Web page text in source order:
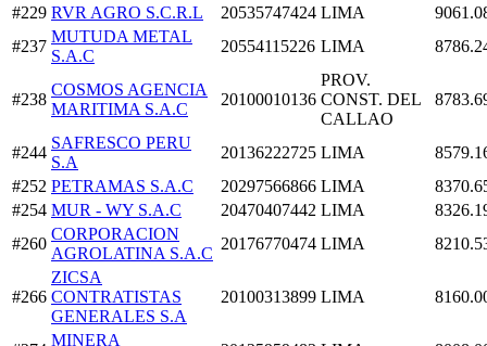
#229 RVR AGRO S.C.R.L 20535747424 LIMA
#237
MUTUDA METAL
S.A.C
20554115226 LIMA
#238
COSMOS AGENCIA
MARITIMA S.A.C
20100010136
PROV.
CONST. DEL
CALLAO
#244
SAFRESCO PERU
S.A
20136222725 LIMA
#252 PETRAMAS S.A.C 20297566866 LIMA
#254 MUR - WY S.A.C 20470407442 LIMA
#260
CORPORACION
AGROLATINA S.A.C
20176770474 LIMA
#266
ZICSA
CONTRATISTAS
GENERALES S.A
20100313899 LIMA
MINERA